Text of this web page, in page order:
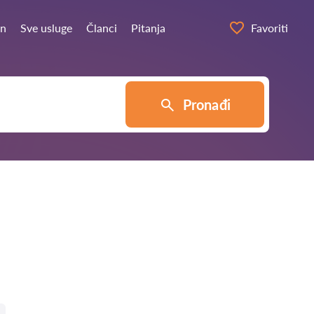
Sve usluge Članci Pitanja Favoriti
Pronađi